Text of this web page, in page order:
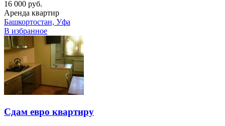
16 000 руб.
Аренда квартир
Башкортостан, Уфа
В избранное
Сдам евро квартиру